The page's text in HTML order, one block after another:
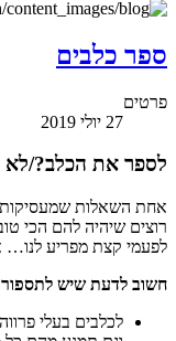
כלבים
את הכלב?/לא
שמעסיקות לא
שיהיה להם הכי טוב
קצת מפריע לנו… אז
לכלבים בעלי פרווה